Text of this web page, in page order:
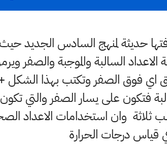
حديثة لمنهج السادس الجديد حيث
فتكون على يسار الصفر والتي
واحد او سالب ثلاثة وان استخدامات
قياس درجات الحرارة